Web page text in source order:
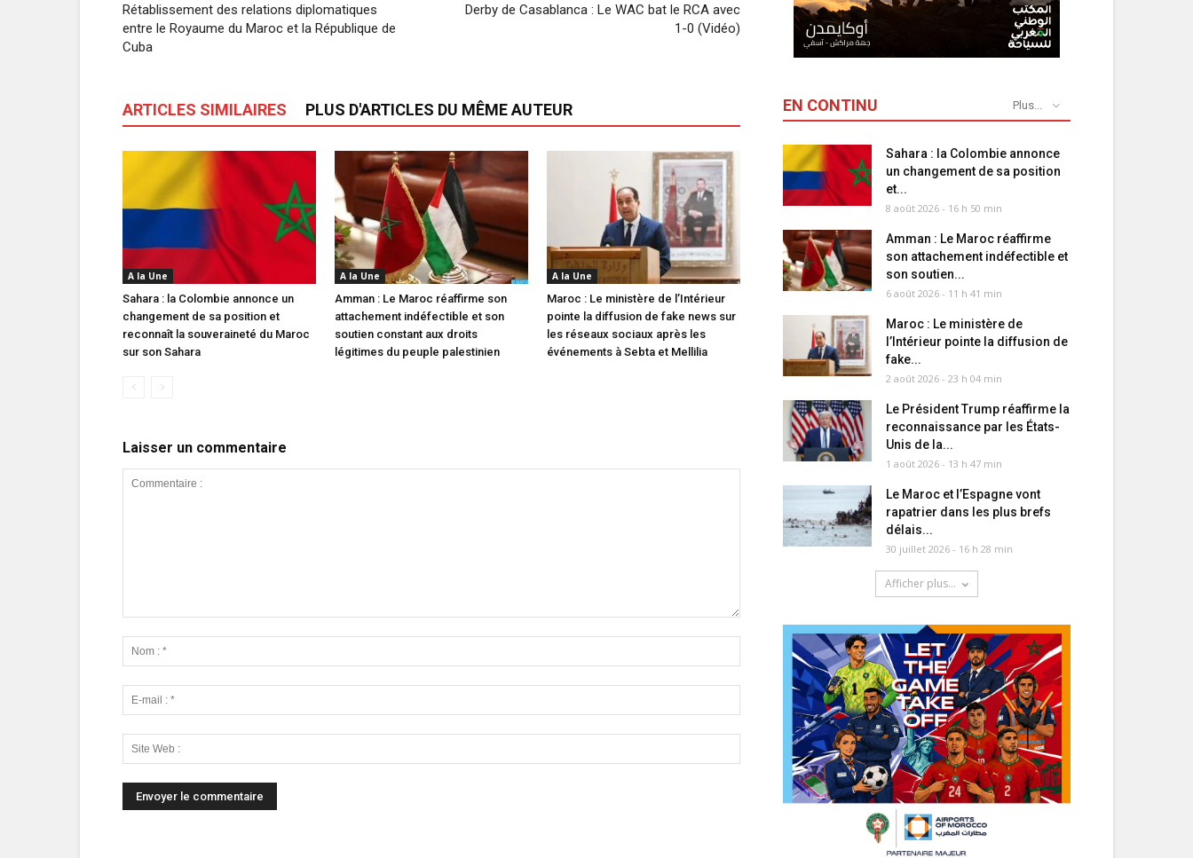
Rétablissement des relations diplomatiques
entre le Royaume du Maroc et la République de
Cuba
Derby de Casablanca : Le WAC bat le RCA avec
1-0 (Vidéo)
ARTICLES SIMILAIRES PLUS D'ARTICLES DU MÊME AUTEUR
A la Une
Sahara : la Colombie annonce un
changement de sa position et
reconnaît la souveraineté du Maroc
sur son Sahara
A la Une
Amman : Le Maroc réaffirme son
attachement indéfectible et son
soutien constant aux droits
légitimes du peuple palestinien
A la Une
Maroc : Le ministère de l’Intérieur
pointe la diffusion de fake news sur
les réseaux sociaux après les
événements à Sebta et Mellilia
Laisser un commentaire
EN CONTINU Plus...
Sahara : la Colombie annonce
un changement de sa position
et...
8 août 2026 - 16 h 50 min
Amman : Le Maroc réaffirme
son attachement indéfectible et
son soutien...
6 août 2026 - 11 h 41 min
Maroc : Le ministère de
l’Intérieur pointe la diffusion de
fake...
2 août 2026 - 23 h 04 min
Le Président Trump réaffirme la
reconnaissance par les États-
Unis de la...
1 août 2026 - 13 h 47 min
Le Maroc et l’Espagne vont
rapatrier dans les plus brefs
délais...
30 juillet 2026 - 16 h 28 min
Afficher plus...